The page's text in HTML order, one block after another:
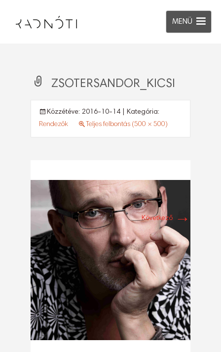
MENÜ
ZSOTERSANDOR_KICSI
Közzétéve: 2016-10-14 | Kategória:
Rendezők
Teljes felbontás (500 × 500)
Következő →